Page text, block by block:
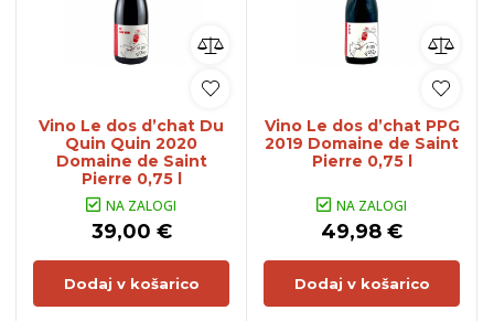
Vino Le dos d’chat Du
Quin Quin 2020
Domaine de Saint
Pierre 0,75 l
NA ZALOGI
39,00 €
Dodaj v košarico
Vino Le dos d’chat PPG
2019 Domaine de Saint
Pierre 0,75 l
NA ZALOGI
49,98 €
Dodaj v košarico